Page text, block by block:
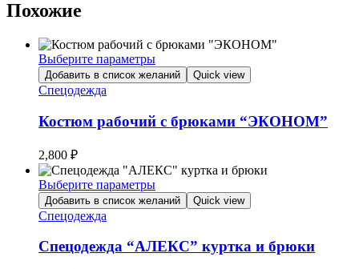
Похожие
Выберите параметры
Этот
товар
имеет
несколько
вариаций.
можно
выбрать
на
странице
товара.
Добавить в список желаний Quick view
Спецодежда
Костюм рабочий с брюками “ЭКОНОМ”
2,800 ₽
Выберите параметры
Этот
товар
имеет
несколько
вариаций.
Добавить в список желаний Quick view
Спецодежда
Спецодежда “АЛЕКС” куртка и брюки